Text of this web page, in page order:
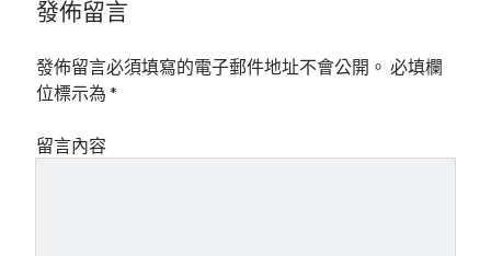
發佈留言
發佈留言必須填寫的電子郵件地址不會公開。 必填欄
位標示為*
留言內容